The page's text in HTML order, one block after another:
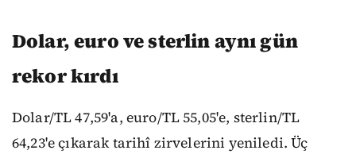
Dolar, euro ve sterlin aynı gün
rekor kırdı
Dolar/TL 47,59'a, euro/TL 55,05'e, sterlin/TL
64,23'e çıkarak tarihî zirvelerini yeniledi. Üç